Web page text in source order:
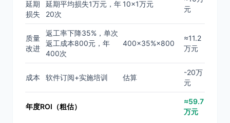
延期
损失
延期平均损失1万元，年
20次
10×1万元
元
质量
改进
返工率下降35%，单次
返工成本800元，年
400次
400×35%×800
≈11.2
万元
成本 软件订阅+实施培训 估算
-20万
元
年度ROI（粗估）
≈59.7
万元